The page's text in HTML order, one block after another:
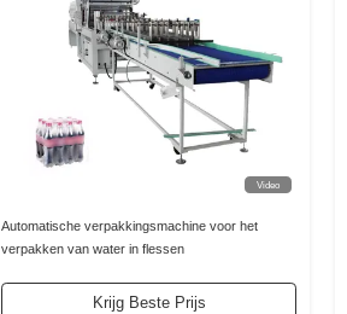
Video
Automatische verpakkingsmachine voor het
verpakken van water in flessen
Krijg Beste Prijs